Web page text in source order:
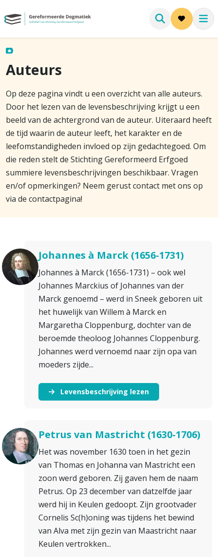
Auteurs
Op deze pagina vindt u een overzicht van alle auteurs.
Door het lezen van de levensbeschrijving krijgt u een
beeld van de achtergrond van de auteur. Uiteraard heeft
de tijd waarin de auteur leeft, het karakter en de
leefomstandigheden invloed op zijn gedachtegoed. Om
die reden stelt de Stichting Gereformeerd Erfgoed
summiere levensbeschrijvingen beschikbaar. Vragen
en/of opmerkingen? Neem gerust contact met ons op
via de contactpagina!
Johannes à Marck (1656-1731)
Johannes à Marck (1656-1731) – ook wel
Johannes Marckius of Johannes van der
Marck genoemd – werd in Sneek geboren uit
het huwelijk van Willem à Marck en
Margaretha Cloppenburg, dochter van de
beroemde theoloog Johannes Cloppenburg.
Johannes werd vernoemd naar zijn opa van
moeders zijde...
Levensbeschrijving lezen
Petrus van Mastricht (1630-1706)
Het was november 1630 toen in het gezin
van Thomas en Johanna van Mastricht een
zoon werd geboren. Zij gaven hem de naam
Petrus. Op 23 december van datzelfde jaar
werd hij in Keulen gedoopt. Zijn grootvader
Cornelis Sc(h)oning was tijdens het bewind
van Alva met zijn gezin van Maastricht naar
Keulen vertrokken...